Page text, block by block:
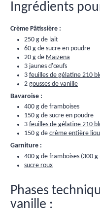
Ingrédients
Crème Pâtissière :
250 g de lait
60 g de sucre en poudre
20 g de Maïzena
3 jaunes d'œufs
3 feuilles de gélatine 210
2 gousses de vanille
Bavaroise :
400 g de framboises
150 g de sucre en poudre
3 feuilles de gélatine 210
150 g de crème entière
Garniture :
400 g de framboises (300 g
sucre roux
Phases
vanille :